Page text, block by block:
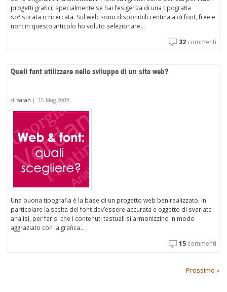
progetti grafici, specialmente se hai l’esigenza di una tipografia
sofisticata o ricercata. Sul web sono disponibili centinaia di font, free e
non: in questo articolo ho voluto selezionare...
32 commenti
Quali font utilizzare nello sviluppo di un sito web?
di sarah | 15 Mag 2009
Una buona tipografia è la base di un progetto web ben realizzato. In
particolare la scelta del font dev’essere accurata e oggetto di svariate
analisi, per far si che i contenuti testuali si armonizzino in modo
aggraziato con la grafica...
15 commenti
Prossimo »